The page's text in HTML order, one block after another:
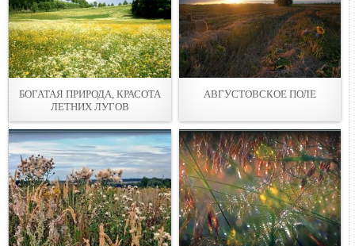
БОГАТАЯ ПРИРОДА, КРАСОТА
ЛЕТНИХ ЛУГОВ
АВГУСТОВСКОЕ ПОЛЕ